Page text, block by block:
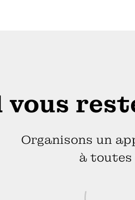
vous
Organisons un
à